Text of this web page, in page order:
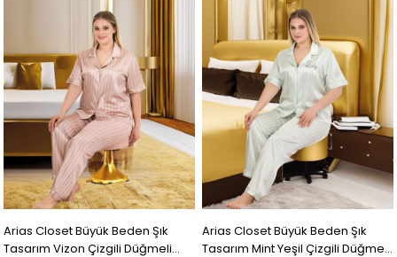
Arias Closet Büyük Beden Şık
Tasarım Vizon Çizgili Düğmeli
Arias Closet Büyük Beden Şık
Tasarım Mint Yeşil Çizgili Düğmeli